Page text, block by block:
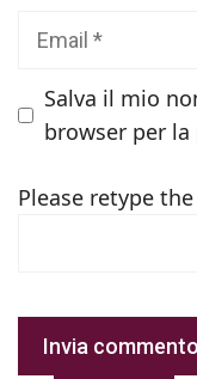
Salva il mio
browser per
Please retype